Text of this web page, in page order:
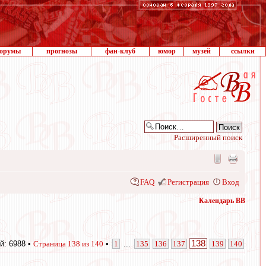
прогнозы фан-клуб юмор музей ссылки
Расширенный поиск
FAQ Регистрация Вход
Календарь ВВ
6988 • Страница 138 из 140 • 1 135 136 137 138 139 140